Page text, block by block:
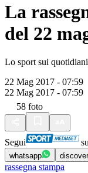
La
del 22
Lo sport sui
22 Mag 2017 - 07:59
22 Mag 2017 - 07:59
58 foto
Segui su
whatsapp discover
rassegna stampa